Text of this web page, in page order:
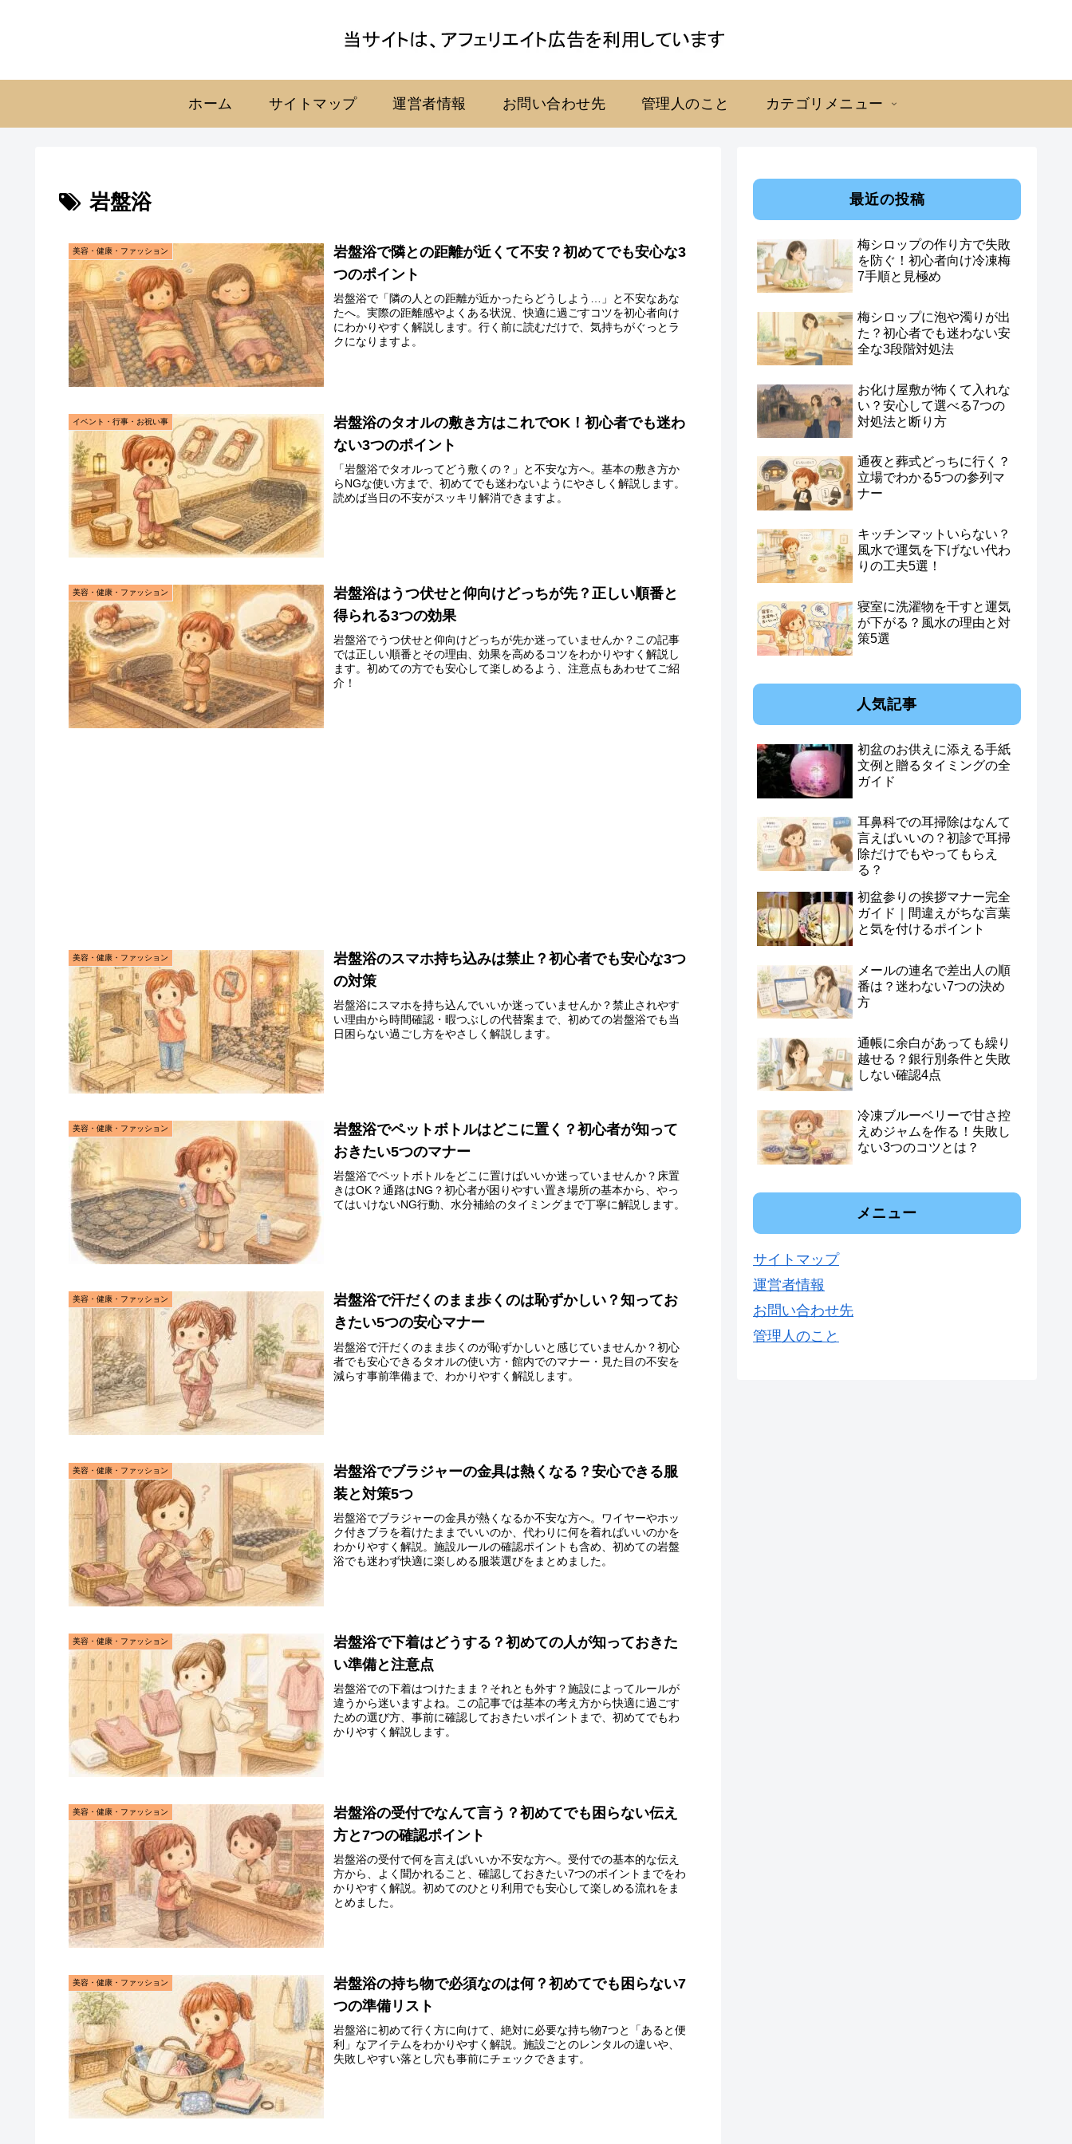
ホーム サイトマップ 運営者情報 お問い合わせ先 管理人のこと カテゴリメニュー
岩盤浴
美容・健康・ファッション
岩盤浴で隣との距離が近くて不安？初めてでも安心な3
つのポイント
岩盤浴で「隣の人との距離が近かったらどうしよう…」と不安なあな
たへ。実際の距離感やよくある状況、快適に過ごすコツを初心者向け
にわかりやすく解説します。行く前に読むだけで、気持ちがぐっとラ
クになりますよ。
イベント・行事・お祝い事
岩盤浴のタオルの敷き方はこれでOK！初心者でも迷わ
ない3つのポイント
「岩盤浴でタオルってどう敷くの？」と不安な方へ。基本の敷き方か
らNGな使い方まで、初めてでも迷わないようにやさしく解説します。
読めば当日の不安がスッキリ解消できますよ。
美容・健康・ファッション
岩盤浴はうつ伏せと仰向けどっちが先？正しい順番と
得られる3つの効果
岩盤浴でうつ伏せと仰向けどっちが先か迷っていませんか？この記事
では正しい順番とその理由、効果を高めるコツをわかりやすく解説し
ます。初めての方でも安心して楽しめるよう、注意点もあわせてご紹
介！
美容・健康・ファッション
岩盤浴のスマホ持ち込みは禁止？初心者でも安心な3つ
の対策
岩盤浴にスマホを持ち込んでいいか迷っていませんか？禁止されやす
い理由から時間確認・暇つぶしの代替案まで、初めての岩盤浴でも当
日困らない過ごし方をやさしく解説します。
美容・健康・ファッション
岩盤浴でペットボトルはどこに置く？初心者が知って
おきたい5つのマナー
岩盤浴でペットボトルをどこに置けばいいか迷っていませんか？床置
きはOK？通路はNG？初心者が困りやすい置き場所の基本から、やっ
てはいけないNG行動、水分補給のタイミングまで丁寧に解説します。
美容・健康・ファッション
岩盤浴で汗だくのまま歩くのは恥ずかしい？知ってお
きたい5つの安心マナー
岩盤浴で汗だくのまま歩くのが恥ずかしいと感じていませんか？初心
者でも安心できるタオルの使い方・館内でのマナー・見た目の不安を
減らす事前準備まで、わかりやすく解説します。
美容・健康・ファッション
岩盤浴でブラジャーの金具は熱くなる？安心できる服
装と対策5つ
岩盤浴でブラジャーの金具が熱くなるか不安な方へ。ワイヤーやホッ
ク付きブラを着けたままでいいのか、代わりに何を着ればいいのかを
わかりやすく解説。施設ルールの確認ポイントも含め、初めての岩盤
浴でも迷わず快適に楽しめる服装選びをまとめました。
美容・健康・ファッション
岩盤浴で下着はどうする？初めての人が知っておきた
い準備と注意点
岩盤浴での下着はつけたまま？それとも外す？施設によってルールが
違うから迷いますよね。この記事では基本の考え方から快適に過ごす
ための選び方、事前に確認しておきたいポイントまで、初めてでもわ
かりやすく解説します。
美容・健康・ファッション
岩盤浴の受付でなんて言う？初めてでも困らない伝え
方と7つの確認ポイント
岩盤浴の受付で何を言えばいいか不安な方へ。受付での基本的な伝え
方から、よく聞かれること、確認しておきたい7つのポイントまでをわ
かりやすく解説。初めてのひとり利用でも安心して楽しめる流れをま
とめました。
美容・健康・ファッション
岩盤浴の持ち物で必須なのは何？初めてでも困らない7
つの準備リスト
岩盤浴に初めて行く方に向けて、絶対に必要な持ち物7つと「あると便
利」なアイテムをわかりやすく解説。施設ごとのレンタルの違いや、
失敗しやすい落とし穴も事前にチェックできます。
最近の投稿
梅シロップの作り方で失敗
を防ぐ！初心者向け冷凍梅
7手順と見極め
梅シロップに泡や濁りが出
た？初心者でも迷わない安
全な3段階対処法
お化け屋敷が怖くて入れな
い？安心して選べる7つの
対処法と断り方
通夜と葬式どっちに行く？
立場でわかる5つの参列マ
ナー
キッチンマットいらない？
風水で運気を下げない代わ
りの工夫5選！
寝室に洗濯物を干すと運気
が下がる？風水の理由と対
策5選
人気記事
初盆のお供えに添える手紙
文例と贈るタイミングの全
ガイド
耳鼻科での耳掃除はなんて
言えばいいの？初診で耳掃
除だけでもやってもらえ
る？
初盆参りの挨拶マナー完全
ガイド｜間違えがちな言葉
と気を付けるポイント
メールの連名で差出人の順
番は？迷わない7つの決め
方
通帳に余白があっても繰り
越せる？銀行別条件と失敗
しない確認4点
冷凍ブルーベリーで甘さ控
えめジャムを作る！失敗し
ない3つのコツとは？
メニュー
サイトマップ
運営者情報
お問い合わせ先
管理人のこと